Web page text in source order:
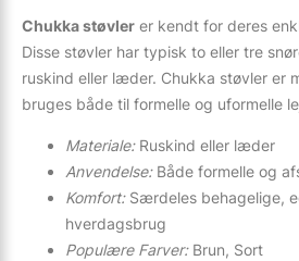
Chukka støvler er kendt for deres
Disse støvler har typisk to eller tre
ruskind eller læder. Chukka støvler er
bruges både til formelle og uformelle
Materiale:Ruskind eller læder
Anvendelse:Både formelle og
Komfort:Særdeles behagelige,
hverdagsbrug
Populære Farver:Brun, Sort